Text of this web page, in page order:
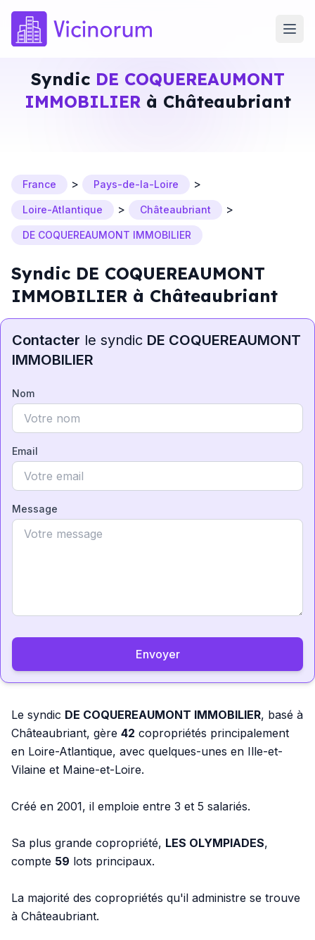
Syndic DE COQUEREAUMONT
IMMOBILIERà Châteaubriant
France > Pays-de-la-Loire >
Loire-Atlantique > Châteaubriant >
DE COQUEREAUMONT IMMOBILIER
Syndic DE COQUEREAUMONT
IMMOBILIER à Châteaubriant
Contacter le syndic DE COQUEREAUMONT
IMMOBILIER
Nom
Email
Message
Envoyer
Le syndic DE COQUEREAUMONT IMMOBILIER, basé à
Châteaubriant, gère 42 copropriétés principalement
en Loire-Atlantique, avec quelques-unes en Ille-et-
Vilaine et Maine-et-Loire.
Créé en 2001, il emploie entre 3 et 5 salariés.
Sa plus grande copropriété, LES OLYMPIADES,
compte 59 lots principaux.
La majorité des copropriétés qu'il administre se trouve
à Châteaubriant.